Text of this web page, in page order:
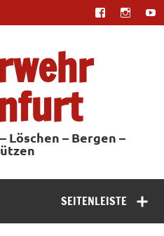
Löschen – Bergen –
SEITENLEISTE